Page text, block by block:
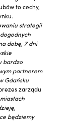
to cechy,
strategii
dobę, 7 dni
bardzo
partnerem
Gdańsku
zarządu
będziemy